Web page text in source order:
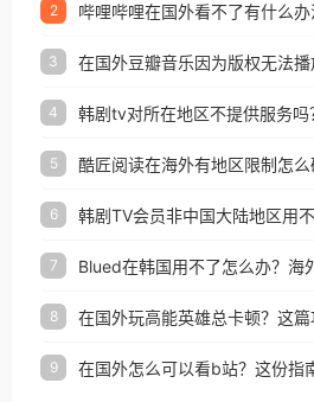
2
3 在国外豆瓣音乐因为版权无法
4
5
6
7
8
9